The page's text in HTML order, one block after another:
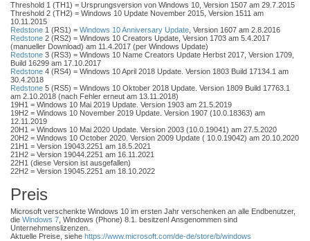
Threshold 1 (TH1) = Ursprungsversion von Windows 10, Version 1507 am 29.7.2015
Threshold 2 (TH2) = Windows 10 Update November 2015, Version 1511 am
10.11.2015
Redstone 1 (RS1) = Windows 10 Anniversary Update , Version 1607 am 2.8.2016
Redstone 2 (RS2) = Windows 10 Creators Update, Version 1703 am 5.4.2017
(manueller Download) am 11.4.2017 (per Windows Update)
Redstone 3 (RS3) = Windows 10 Name Creators Update Herbst 2017, Version 1709,
Build 16299 am 17.10.2017
Redstone 4 (RS4) = Windows 10 April 2018 Update. Version 1803 Build 17134.1 am
30.4.2018
Redstone 5 (RS5) = Windows 10 Oktober 2018 Update. Version 1809 Build 17763.1
am 2.10.2018 (nach Fehler erneut am 13.11.2018)
19H1 = Windows 10 Mai 2019 Update. Version 1903 am 21.5.2019
19H2 = Windows 10 November 2019 Update. Version 1907 (10.0.18363) am
12.11.2019
20H1 = Windows 10 Mai 2020 Update. Version 2003 (10.0.19041) am 27.5.2020
20H2 = Windows 10 October 2020. Version 2009 Update ( 10.0.19042) am 20.10.2020
21H1 = Version 19043.2251 am 18.5.2021
21H2 = Version 19044.2251 am 16.11.2021
22H1 (diese Version ist ausgefallen)
22H2 = Version 19045.2251 am 18.10.2022
Preis
Microsoft verschenkte Windows 10 im ersten Jahr verschenken an alle Endbenutzer,
die Windows 7 , Windows (Phone) 8.1. besitzen! Ansgenommen sind
Unternehmenslizenzen.
Aktuelle Preise, siehe https://www.microsoft.com/de-de/store/b/windows